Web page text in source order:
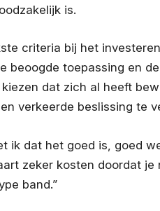
is.
criteria bij het
beoogde toepassing en
dat zich al heeft
verkeerde beslissing te
ik dat het goed is, goed
zeker kosten doordat je
band.”